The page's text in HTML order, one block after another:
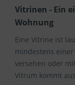
Vitrinen - Ein
Wohnung
Eine Vitrine ist
mindestens einer
versehen oder
Vitrum kommt